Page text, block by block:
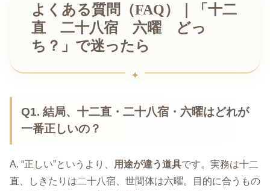
よくある質問（FAQ）｜「十二
直 二十八宿 六曜 どっ
ち？」で迷ったら
Q1. 結局、十二直・二十八宿・六曜はどれが
一番正しいの？
A. “正しい”というより、 用途が違う道具です。実務は十二
直、しきたりは二十八宿、世間体は六曜。目的に合うもの